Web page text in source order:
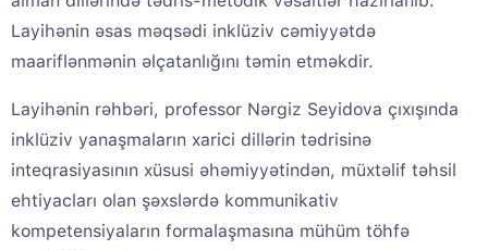
Layihənin əsas məqsədi inklüziv cəmiyyətdə
maariflənmənin əlçatanlığını təmin etməkdir.
Layihənin rəhbəri, professor Nərgiz Seyidova çıxışında
inklüziv yanaşmaların xarici dillərin tədrisinə
inteqrasiyasının xüsusi əhəmiyyətindən, müxtəlif təhsil
ehtiyacları olan şəxslərdə kommunikativ
kompetensiyaların formalaşmasına mühüm töhfə